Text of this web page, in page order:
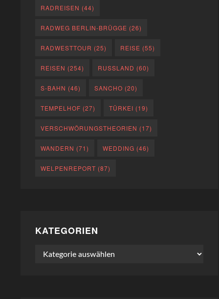
RADREISEN (44)
RADWEG BERLIN-BRÜGGE (26)
RADWESTTOUR (25) REISE (55)
REISEN (254) RUSSLAND (60)
S-BAHN (46) SANCHO (20)
TEMPELHOF (27) TÜRKEI (19)
VERSCHWÖRUNGSTHEORIEN (17)
WANDERN (71) WEDDING (46)
WELPENREPORT (87)
KATEGORIEN
Kategorien